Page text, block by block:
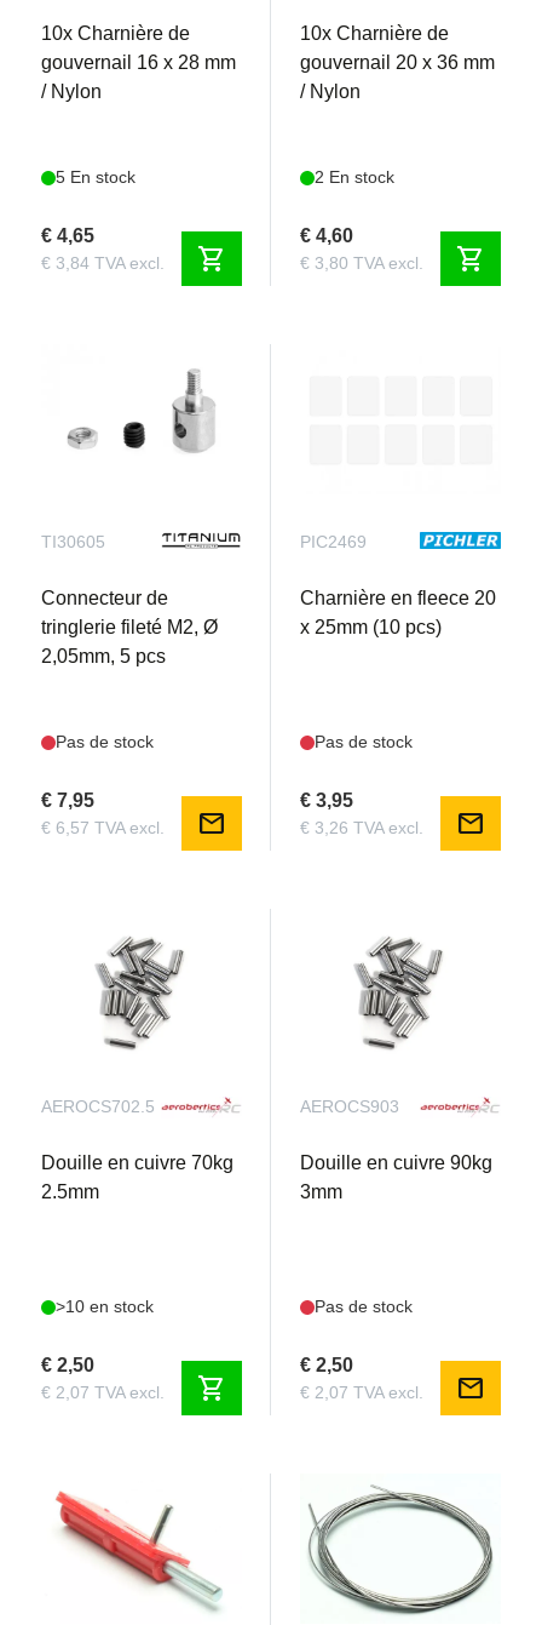
10x Charnière de
gouvernail 16 x 28 mm
/ Nylon
5 En stock
€ 4,65
€ 3,84 TVA excl. shopping_cart
10x Charnière de
gouvernail 20 x 36 mm
/ Nylon
2 En stock
€ 4,60
€ 3,80 TVA excl. shopping_cart
TI30605
Connecteur de
tringlerie fileté M2, Ø
2,05mm, 5 pcs
Pas de stock
€ 7,95
€ 6,57 TVA excl. mail
PIC2469
Charnière en fleece 20
x 25mm (10 pcs)
Pas de stock
€ 3,95
€ 3,26 TVA excl. mail
AEROCS702.5
Douille en cuivre 70kg
2.5mm
>10 en stock
€ 2,50
€ 2,07 TVA excl. shopping_cart
AEROCS903
Douille en cuivre 90kg
3mm
Pas de stock
€ 2,50
€ 2,07 TVA excl. mail